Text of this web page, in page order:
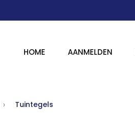
HOME AANMELDEN
Tuintegels